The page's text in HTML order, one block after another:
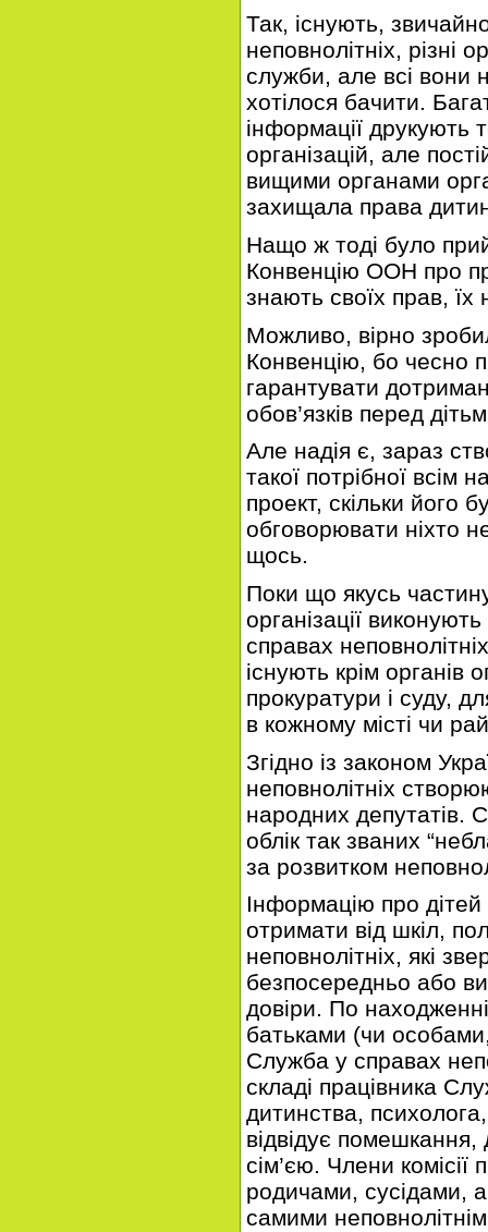
Так, існують,
неповнолітніх, різні
служби, але всі вони
хотілося бачити.
інформації друкують
організацій, але
вищими органами
захищала права
Нащо ж тоді було
Конвенцію ООН про
знають своїх прав,
Можливо, вірно
Конвенцію, бо чесно
гарантувати
обов’язків перед
Але надія є, зараз
такої потрібної всім
проект, скільки його
обговорювати ніхто
щось.
Поки що якусь частину
організації
справах
існують крім органів
прокуратури і суду,
в кожному місті чи
Згідно із законом
неповнолітніх
народних депутатів.
облік так званих
за розвитком
Інформацію про
отримати від шкіл,
неповнолітніх, які
безпосередньо або
довіри. По
батьками (чи
Служба у справах
складі працівника
дитинства, психолога,
відвідує помешкання,
сім’єю. Члени комісії
родичами, сусідами,
самими